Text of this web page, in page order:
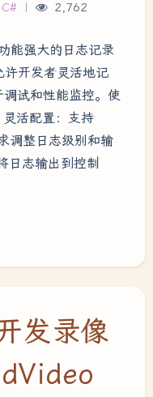
C# | 2,762
能强大的日志记录
开发者灵活地记
试和性能监控。使
活配置：支持
调整日志级别和输
日志输出到控制
发录像